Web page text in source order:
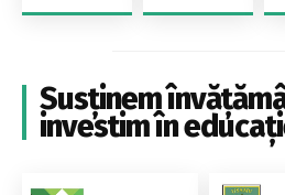
Susținem
investim în